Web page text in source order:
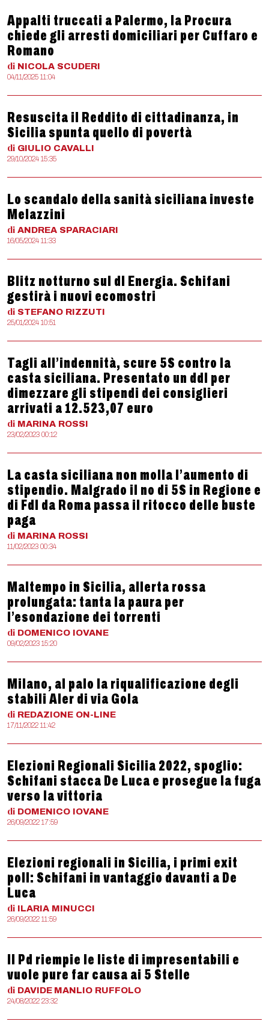
Appalti truccati a Palermo, la Procura
chiede gli arresti domiciliari per Cuffaro e
Romano
di NICOLA SCUDERI
04/11/2025 11:04
Resuscita il Reddito di cittadinanza, in
Sicilia spunta quello di povertà
di GIULIO CAVALLI
29/10/2024 15:35
Lo scandalo della sanità siciliana investe
Melazzini
di ANDREA SPARACIARI
16/05/2024 11:33
Blitz notturno sul dl Energia. Schifani
gestirà i nuovi ecomostri
di STEFANO RIZZUTI
25/01/2024 10:51
Tagli all’indennità, scure 5S contro la
casta siciliana. Presentato un ddl per
dimezzare gli stipendi dei consiglieri
arrivati a 12.523,07 euro
di MARINA ROSSI
23/02/2023 00:12
La casta siciliana non molla l’aumento di
stipendio. Malgrado il no di 5S in Regione e
di FdI da Roma passa il ritocco delle buste
paga
di MARINA ROSSI
11/02/2023 00:34
Maltempo in Sicilia, allerta rossa
prolungata: tanta la paura per
l’esondazione dei torrenti
di DOMENICO IOVANE
09/02/2023 15:20
Milano, al palo la riqualificazione degli
stabili Aler di via Gola
di REDAZIONE ON-LINE
17/11/2022 11:42
Elezioni Regionali Sicilia 2022, spoglio:
Schifani stacca De Luca e prosegue la fuga
verso la vittoria
di DOMENICO IOVANE
26/09/2022 17:59
Elezioni regionali in Sicilia, i primi exit
poll: Schifani in vantaggio davanti a De
Luca
di ILARIA MINUCCI
26/09/2022 11:59
Il Pd riempie le liste di impresentabili e
vuole pure far causa ai 5 Stelle
di DAVIDE MANLIO RUFFOLO
24/08/2022 23:32